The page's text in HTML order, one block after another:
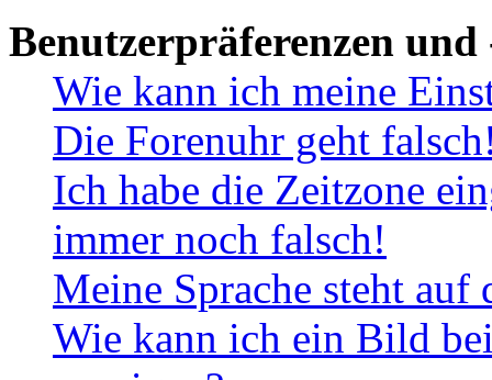
Benutzerpräferenzen und
Wie kann ich meine
Die Forenuhr geht
Ich habe die Zeitzone
immer noch falsch!
Meine Sprache steht
Wie kann ich ein Bild